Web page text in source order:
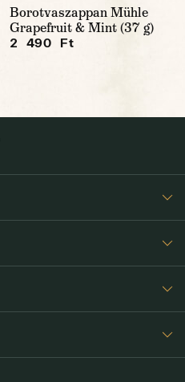
Borotvaszappan Mühle
Grapefruit & Mint (37 g)
2 490 Ft